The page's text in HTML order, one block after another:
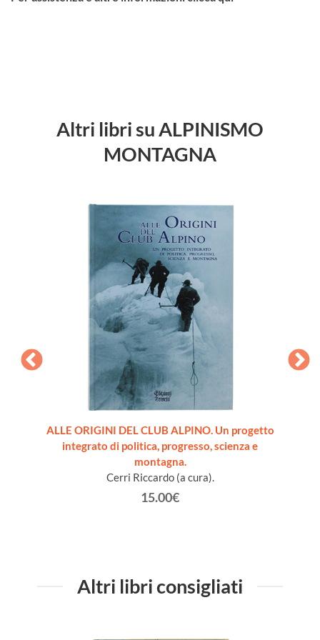
Altri libri su ALPINISMO
MONTAGNA
ALLE ORIGINI DEL CLUB ALPINO. Un progetto
integrato di politica, progresso, scienza e
montagna.
Cerri Riccardo (a cura).
15.00€
Altri libri consigliati